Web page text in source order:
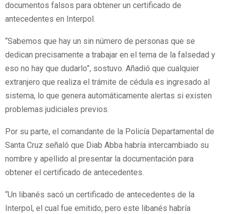
documentos falsos para obtener un certificado de
antecedentes en Interpol.
“Sabemos que hay un sin número de personas que se
dedican precisamente a trabajar en el tema de la falsedad y
eso no hay que dudarlo”, sostuvo. Añadió que cualquier
extranjero que realiza el trámite de cédula es ingresado al
sistema, lo que genera automáticamente alertas si existen
problemas judiciales previos.
Por su parte, el comandante de la Policía Departamental de
Santa Cruz señaló que Diab Abba habría intercambiado su
nombre y apellido al presentar la documentación para
obtener el certificado de antecedentes.
“Un libanés sacó un certificado de antecedentes de la
Interpol, el cual fue emitido, pero este libanés habría